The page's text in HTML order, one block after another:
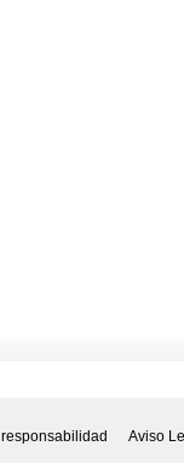
responsabilidad Aviso